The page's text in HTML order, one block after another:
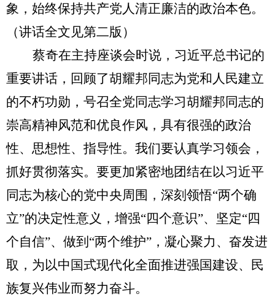
象，始终保持共产党人清正廉洁的政治本色。
（讲话全文见第二版）
蔡奇在主持座谈会时说，习近平总书记的
重要讲话，回顾了胡耀邦同志为党和人民建立
的不朽功勋，号召全党同志学习胡耀邦同志的
崇高精神风范和优良作风，具有很强的政治
性、思想性、指导性。我们要认真学习领会，
抓好贯彻落实。要更加紧密地团结在以习近平
同志为核心的党中央周围，深刻领悟“两个确
立”的决定性意义，增强“四个意识”、坚定“四
个自信”、做到“两个维护”，凝心聚力、奋发进
取，为以中国式现代化全面推进强国建设、民
族复兴伟业而努力奋斗。